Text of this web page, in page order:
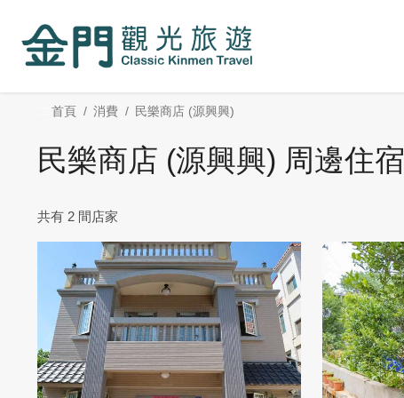
內
首頁 消費 民樂商店 (源興興)
民樂商店 (源興興) 周邊住宿
共有 2 間店家